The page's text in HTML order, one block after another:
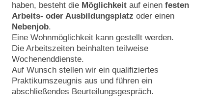
haben, besteht die Möglichkeit auf einen festen
Arbeits- oder Ausbildungsplatz oder einen
Nebenjob.
Eine Wohnmöglichkeit kann gestellt werden.
Die Arbeitszeiten beinhalten teilweise
Wochenenddienste.
Auf Wunsch stellen wir ein qualifiziertes
Praktikumszeugnis aus und führen ein
abschließendes Beurteilungsgespräch.